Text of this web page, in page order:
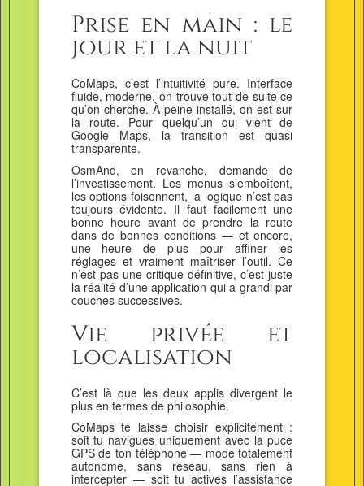
Prise en main : le
jour et la nuit
CoMaps, c’est l’intuitivité pure. Interface
fluide, moderne, on trouve tout de suite ce
qu’on cherche. À peine installé, on est sur
la route. Pour quelqu’un qui vient de
Google Maps, la transition est quasi
transparente.
OsmAnd, en revanche, demande de
l’investissement. Les menus s’emboîtent,
les options foisonnent, la logique n’est pas
toujours évidente. Il faut facilement une
bonne heure avant de prendre la route
dans de bonnes conditions — et encore,
une heure de plus pour affiner les
réglages et vraiment maîtriser l’outil. Ce
n’est pas une critique définitive, c’est juste
la réalité d’une application qui a grandi par
couches successives.
Vie privée et
localisation
C’est là que les deux applis divergent le
plus en termes de philosophie.
CoMaps te laisse choisir explicitement :
soit tu navigues uniquement avec la puce
GPS de ton téléphone — mode totalement
autonome, sans réseau, sans rien à
intercepter — soit tu actives l’assistance